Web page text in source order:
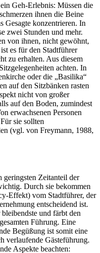
Geh-Erlebnis: Müssen die
ihnen die Beine
Gesagte konzentrieren. In
zwei Stunden und mehr.
von ihnen, nicht gewöhnt,
es für den Stadtführer
zu erhalten. Aus diesem
achten. In
oder die „Basilika“
auf den Sitzbänken rasten
nicht von großer
auf den Boden, zumindest
erwachsenen Personen
sie sollten
(vgl. von Freymann, 1988,
Zeitanteil der
Durch sie bekommen
Effekt) vom Stadtführer, der
entscheidend ist.
und färbt den
Führung. Eine
Begüßung ist somit eine
verlaufende Gästeführung.
Aspekte beachten: